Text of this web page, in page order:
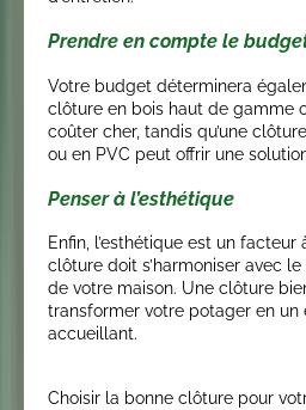
Prendre en compte le
Votre budget déterminera
clôture en bois haut de gamme
coûter cher, tandis qu’une
ou en PVC peut offrir une
Penser à l’esthétique
Enfin, l’esthétique est un facteur
clôture doit s’harmoniser avec
de votre maison. Une clôture
transformer votre potager en
accueillant.
Choisir la bonne clôture pour